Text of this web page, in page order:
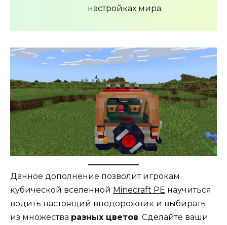
настройках мира.
Данное дополнение позволит игрокам
кубической вселенной Minecraft PE научиться
водить настоящий внедорожник и выбирать
из множества разных цветов. Сделайте ваши